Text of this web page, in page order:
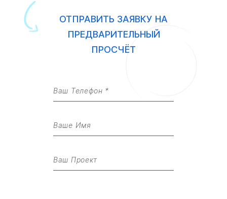
ОТПРАВИТЬ ЗАЯВКУ НА
ПРЕДВАРИТЕЛЬНЫЙ
ПРОСЧЁТ